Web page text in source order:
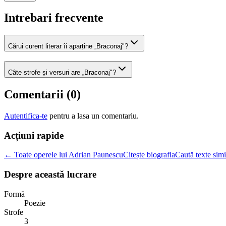
Intrebari frecvente
Cărui curent literar îi aparține „Braconaj"?
Câte strofe și versuri are „Braconaj"?
Comentarii (0)
Autentifica-te pentru a lasa un comentariu.
Acțiuni rapide
← Toate operele lui Adrian PaunescuCitește biografiaCaută texte
Despre această lucrare
Formă
Poezie
Strofe
3